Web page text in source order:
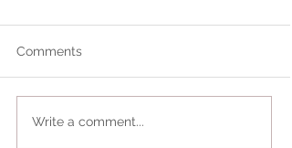
Comments
Write a comment...